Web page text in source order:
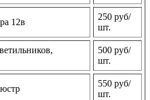
12в
250 руб/
шт.
500 руб/
шт.
550 руб/
шт.